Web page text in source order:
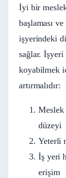
İyi bir
başlaması
işyerindeki
sağlar.
koyabilmek
artırmalıdır:
Meslek
düzeyi
Yeterli
İş yeri
erişim